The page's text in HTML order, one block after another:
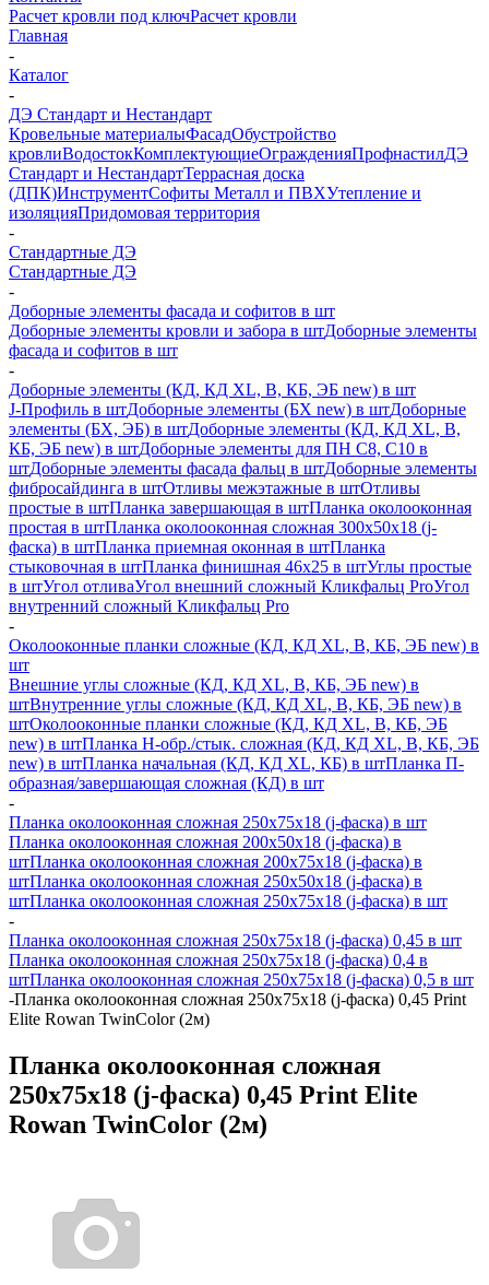
Расчет кровли под ключРасчет кровли
Главная
-
Каталог
-
ДЭ Стандарт и Нестандарт
Кровельные материалыФасадОбустройство
кровлиВодостокКомплектующиеОгражденияПрофнастилДЭ
Стандарт и НестандартТеррасная доска
(ДПК)ИнструментСофиты Металл и ПВХУтепление и
изоляцияПридомовая территория
-
Стандартные ДЭ
Стандартные ДЭ
-
Доборные элементы фасада и софитов в шт
Доборные элементы кровли и забора в штДоборные элементы
фасада и софитов в шт
-
Доборные элементы (КД, КД XL, В, КБ, ЭБ new) в шт
J-Профиль в штДоборные элементы (БХ new) в штДоборные
элементы (БХ, ЭБ) в штДоборные элементы (КД, КД XL, В,
КБ, ЭБ new) в штДоборные элементы для ПН С8, С10 в
штДоборные элементы фасада фальц в штДоборные элементы
фибросайдинга в штОтливы межэтажные в штОтливы
простые в штПланка завершающая в штПланка околооконная
простая в штПланка околооконная сложная 300х50х18 (j-
фаска) в штПланка приемная оконная в штПланка
стыковочная в штПланка финишная 46х25 в штУглы простые
в штУгол отливаУгол внешний сложный Кликфальц ProУгол
внутренний сложный Кликфальц Pro
-
Околооконные планки сложные (КД, КД XL, В, КБ, ЭБ new) в
шт
Внешние углы сложные (КД, КД XL, В, КБ, ЭБ new) в
штВнутренние углы сложные (КД, КД XL, В, КБ, ЭБ new) в
штОколооконные планки сложные (КД, КД XL, В, КБ, ЭБ
new) в штПланка H-обр./стык. сложная (КД, КД XL, В, КБ, ЭБ
new) в штПланка начальная (КД, КД XL, КБ) в штПланка П-
образная/завершающая сложная (КД) в шт
-
Планка околооконная сложная 250х75х18 (j-фаска) в шт
Планка околооконная сложная 200х50х18 (j-фаска) в
штПланка околооконная сложная 200х75х18 (j-фаска) в
штПланка околооконная сложная 250х50х18 (j-фаска) в
штПланка околооконная сложная 250х75х18 (j-фаска) в шт
-
Планка околооконная сложная 250х75х18 (j-фаска) 0,45 в шт
Планка околооконная сложная 250х75х18 (j-фаска) 0,4 в
штПланка околооконная сложная 250х75х18 (j-фаска) 0,5 в шт
-Планка околооконная сложная 250х75х18 (j-фаска) 0,45 Print
Elite Rowan TwinColor (2м)
Планка околооконная сложная
250х75х18 (j-фаска) 0,45 Print Elite
Rowan TwinColor (2м)